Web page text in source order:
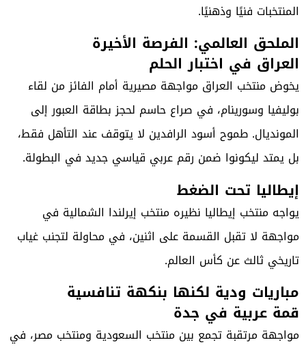
المنتخبات فنيًا وذهنيًا.
الملحق العالمي: الفرصة الأخيرة
العراق في اختبار الحلم
يخوض منتخب العراق مواجهة مصيرية أمام الفائز من لقاء
بوليفيا وسورينام، في صراع حاسم لحجز بطاقة العبور إلى
المونديال. طموح أسود الرافدين لا يتوقف عند التأهل فقط،
بل يمتد ليكونوا ضمن رقم عربي قياسي جديد في البطولة.
إيطاليا تحت الضغط
يواجه منتخب إيطاليا نظيره منتخب إيرلندا الشمالية في
مواجهة لا تقبل القسمة على اثنين، في محاولة لتجنب غياب
تاريخي ثالث عن كأس العالم.
مباريات ودية لكنها بنكهة تنافسية
قمة عربية في جدة
مواجهة مرتقبة تجمع بين منتخب السعودية ومنتخب مصر، في